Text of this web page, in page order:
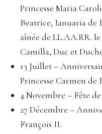
Princesse Maria
Beatrice, Ianuaria de
aînée de LL.AA.RR.
Camilla, Duc et
13 Juillet –
Princesse Carmen de
4 Novembre – Fête
27 Décembre –
François II.